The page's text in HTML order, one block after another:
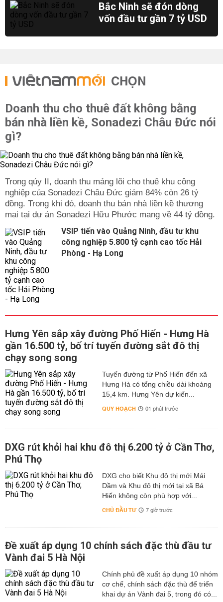
Bắc Ninh sẽ đón dòng
vốn đầu tư gần 7 tỷ USD
CHỌN
Doanh thu cho thuê đất không bằng
bán nhà liền kề, Sonadezi Châu Đức nói
gì?
Trong qúy II, doanh thu mảng lõi cho thuê khu công
nghiệp của Sonadezi Châu Đức giảm 84% còn 26 tỷ
đồng. Trong khi đó, doanh thu bán nhà liền kề thương
mại tại dự án Sonadezi Hữu Phước mang về 44 tỷ đồng.
VSIP tiến vào Quảng Ninh, đầu tư khu
công nghiệp 5.800 tỷ cạnh cao tốc Hải
Phòng - Hạ Long
Hưng Yên sắp xây đường Phố Hiến - Hưng Hà
gần 16.500 tỷ, bố trí tuyến đường sắt đô thị
chạy song song
Tuyến đường từ Phố Hiến đến xã
Hưng Hà có tổng chiều dài khoảng
15,4 km. Hưng Yên dự kiến...
QUY HOẠCH 01 phút trước
DXG rút khỏi hai khu đô thị 6.200 tỷ ở Cần Thơ,
Phú Thọ
DXG cho biết Khu đô thị mới Mái
Dầm và Khu đô thị mới tại xã Bá
Hiến không còn phù hợp với...
CHỦ ĐẦU TƯ 7 giờ trước
Đề xuất áp dụng 10 chính sách đặc thù đầu tư
Vành đai 5 Hà Nội
Chính phủ đề xuất áp dụng 10 nhóm
cơ chế, chính sách đặc thù để triển
khai dự án Vành đai 5, trong đó có...